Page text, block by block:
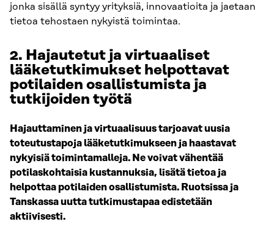
jonka sisällä syntyy yrityksiä, innovaatioita ja jaetaan
tietoa tehostaen nykyistä toimintaa.
2. Hajautetut ja virtuaaliset
lääketutkimukset helpottavat
potilaiden osallistumista ja
tutkijoiden työtä
Hajauttaminen ja virtuaalisuus tarjoavat uusia
toteutustapoja lääketutkimukseen ja haastavat
nykyisiä toimintamalleja. Ne voivat vähentää
potilaskohtaisia kustannuksia, lisätä tietoa ja
helpottaa potilaiden osallistumista. Ruotsissa ja
Tanskassa uutta tutkimustapaa edistetään
aktiivisesti.